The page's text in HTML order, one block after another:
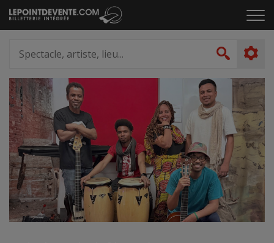
Passer
au
le
artiste,
lieu...